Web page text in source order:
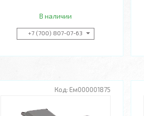
В наличии
+7 (700) 807-07-63
Ем000001875